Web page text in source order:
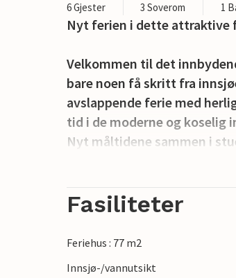
6 Gjester 3 Soverom 1
Nyt ferien i dette attraktive
Velkommen til det
bare noen få skritt fra
avslappende ferie med
tid i de moderne og koselig
Nyt måltidene sammen i
kvelden etter
til lune sommerkvelder
Fasiliteter
Feriehus : 77 m2
Innsjø-/vannutsikt